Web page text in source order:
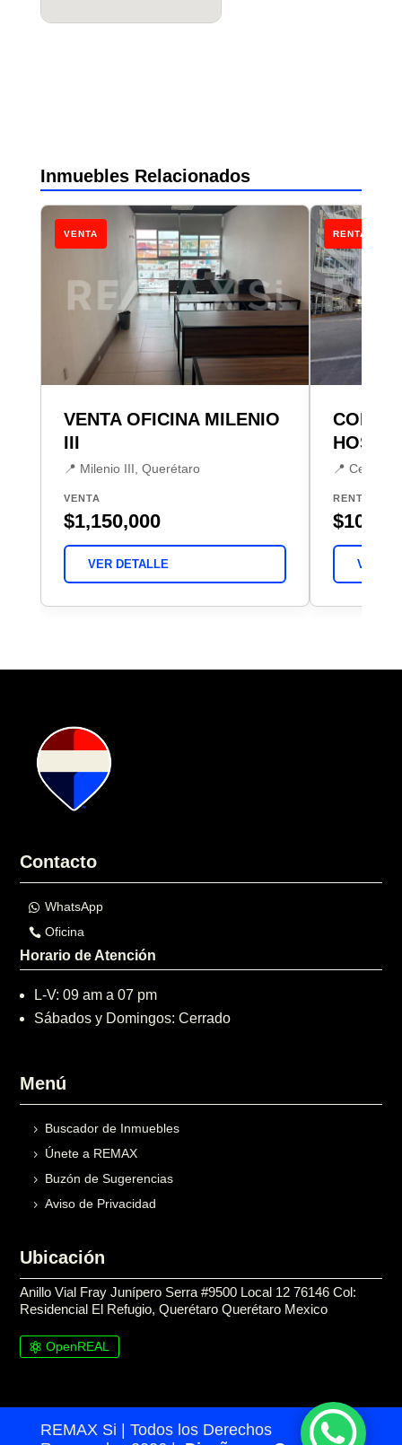
Inmuebles Relacionados
VENTA
VENTA OFICINA MILENIO
III
📍 Milenio III, Querétaro
VENTA
$1,150,000
VER DETALLE
RENTA
📍 Centro,
RENTA
$10,000
VER
Contacto
WhatsApp
Oficina
Horario de Atención
L-V: 09 am a 07 pm
Sábados y Domingos: Cerrado
Menú
Buscador de Inmuebles
Únete a REMAX
Buzón de Sugerencias
Aviso de Privacidad
Ubicación
Anillo Vial Fray Junípero Serra #9500 Local 12 76146 Col:
Residencial El Refugio, Querétaro Querétaro Mexico
OpenREAL
REMAX Si | Todos los Derechos
